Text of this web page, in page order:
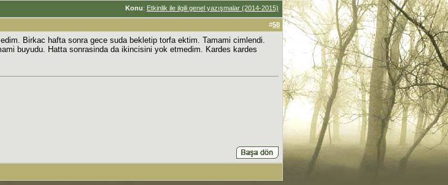
Konu: Etkinlik ile ilgili genel yazışmalar (2014-2015)
#58
Birkac hafta sonra gece suda bekletip torfa ektim. Tamami cimlendi.
buyudu. Hatta sonrasinda da ikincisini yok etmedim. Kardes kardes